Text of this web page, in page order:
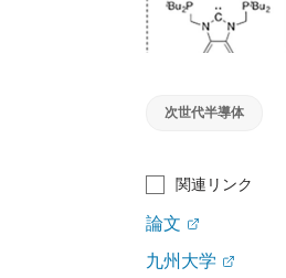
次世代半導体
関連リンク
論文
九州大学